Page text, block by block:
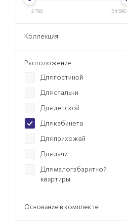
2 790 54 590
Коллекция
Расположение
Для гостиной
Для спальни
Для детской
Для кабинета
Для прихожей
Для дачи
Для малогабаритной
квартиры
Основание в комплекте